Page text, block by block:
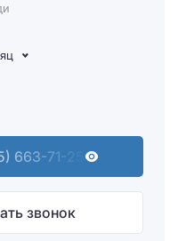
663-71-25
звонок